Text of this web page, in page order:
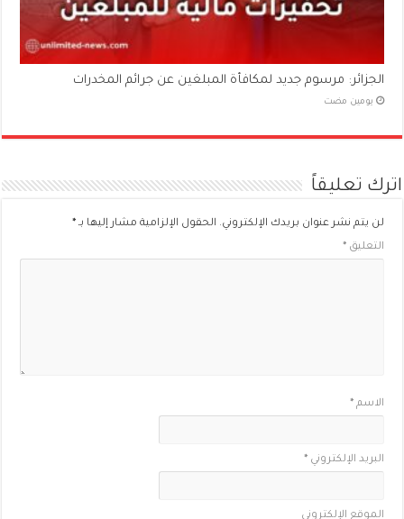
الجزائر: مرسوم جديد لمكافأة المبلغين عن جرائم المخدرات
‏يومين مضت
اترك تعليقاً
لن يتم نشر عنوان بريدك الإلكتروني. الحقول الإلزامية مشار إليها بـ*
التعليق*
الاسم*
البريد الإلكتروني*
الموقع الإلكتروني